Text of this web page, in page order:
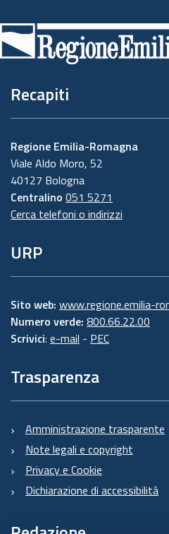
di
pagina
Recapiti
Regione Emilia-Romagna
Viale Aldo Moro, 52
40127 Bologna
Centralino 051 5271
Cerca telefoni o indirizzi
URP
Sito web: www.regione.emilia-
Numero verde: 800.66.22.00
Scrivici: e-mail - PEC
Trasparenza
Amministrazione trasparente
Note legali e copyright
Privacy e Cookie
Dichiarazione di accessibilità